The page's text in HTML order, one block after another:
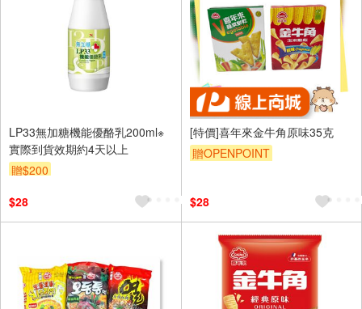
LP33無加糖機能優酪乳200ml※
實際到貨效期約4天以上
贈$200
$28
[特價]喜年來金牛角原味35克
贈OPENPOINT
$28